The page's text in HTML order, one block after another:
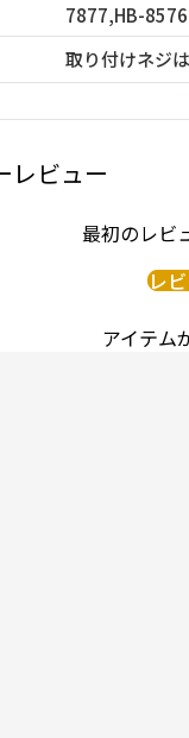
7877,HB-
取り付けネジ
レビュー
最初のレビ
レ
アイテム